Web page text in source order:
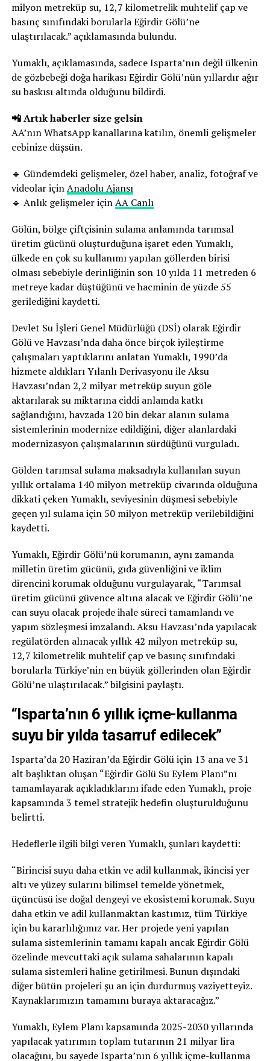
milyon metreküp su, 12,7 kilometrelik muhtelif çap ve
basınç sınıfındaki borularla Eğirdir Gölü’ne
ulaştırılacak.” açıklamasında bulundu.
Yumaklı, açıklamasında, sadece Isparta’nın değil ülkenin
de gözbebeği doğa harikası Eğirdir Gölü’nün yıllardır ağır
su baskısı altında olduğunu bildirdi.
📲 Artık haberler size gelsin
AA’nın WhatsApp kanallarına katılın, önemli gelişmeler
cebinize düşsün.
🔹 Gündemdeki gelişmeler, özel haber, analiz, fotoğraf ve
videolar içinAnadolu Ajansı
🔹 Anlık gelişmeler içinAA Canlı
Gölün, bölge çiftçisinin sulama anlamında tarımsal
üretim gücünü oluşturduğuna işaret eden Yumaklı,
ülkede en çok su kullanımı yapılan göllerden birisi
olması sebebiyle derinliğinin son 10 yılda 11 metreden 6
metreye kadar düştüğünü ve hacminin de yüzde 55
gerilediğini kaydetti.
Devlet Su İşleri Genel Müdürlüğü (DSİ) olarak Eğirdir
Gölü ve Havzası’nda daha önce birçok iyileştirme
çalışmaları yaptıklarını anlatan Yumaklı, 1990’da
hizmete aldıkları Yılanlı Derivasyonu ile Aksu
Havzası’ndan 2,2 milyar metreküp suyun göle
aktarılarak su miktarına ciddi anlamda katkı
sağlandığını, havzada 120 bin dekar alanın sulama
sistemlerinin modernize edildiğini, diğer alanlardaki
modernizasyon çalışmalarının sürdüğünü vurguladı.
Gölden tarımsal sulama maksadıyla kullanılan suyun
yıllık ortalama 140 milyon metreküp civarında olduğuna
dikkati çeken Yumaklı, seviyesinin düşmesi sebebiyle
geçen yıl sulama için 50 milyon metreküp verilebildiğini
kaydetti.
Yumaklı, Eğirdir Gölü’nü korumanın, aynı zamanda
milletin üretim gücünü, gıda güvenliğini ve iklim
direncini korumak olduğunu vurgulayarak, “Tarımsal
üretim gücünü güvence altına alacak ve Eğirdir Gölü’ne
can suyu olacak projede ihale süreci tamamlandı ve
yapım sözleşmesi imzalandı. Aksu Havzası’nda yapılacak
regülatörden alınacak yıllık 42 milyon metreküp su,
12,7 kilometrelik muhtelif çap ve basınç sınıfındaki
borularla Türkiye’nin en büyük göllerinden olan Eğirdir
Gölü’ne ulaştırılacak.” bilgisini paylaştı.
“Isparta’nın 6 yıllık içme-kullanma
suyu bir yılda tasarruf edilecek”
Isparta’da 20 Haziran’da Eğirdir Gölü için 13 ana ve 31
alt başlıktan oluşan “Eğirdir Gölü Su Eylem Planı”nı
tamamlayarak açıkladıklarını ifade eden Yumaklı, proje
kapsamında 3 temel stratejik hedefin oluşturulduğunu
belirtti.
Hedeflerle ilgili bilgi veren Yumaklı, şunları kaydetti:
“Birincisi suyu daha etkin ve adil kullanmak, ikincisi yer
altı ve yüzey sularını bilimsel temelde yönetmek,
üçüncüsü ise doğal dengeyi ve ekosistemi korumak. Suyu
daha etkin ve adil kullanmaktan kastımız, tüm Türkiye
için bu kararlılığımız var. Her projede yeni yapılan
sulama sistemlerinin tamamı kapalı ancak Eğirdir Gölü
özelinde mevcuttaki açık sulama sahalarının kapalı
sulama sistemleri haline getirilmesi. Bunun dışındaki
diğer bütün projeleri şu an için durdurmuş vaziyetteyiz.
Kaynaklarımızın tamamını buraya aktaracağız.”
Yumaklı, Eylem Planı kapsamında 2025-2030 yıllarında
yapılacak yatırımın toplam tutarının 21 milyar lira
olacağını, bu sayede Isparta’nın 6 yıllık içme-kullanma